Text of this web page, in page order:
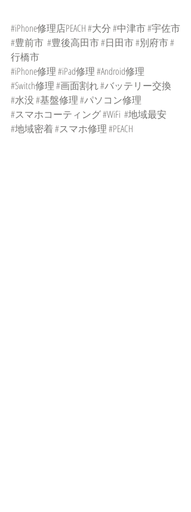
#iPhone修理店PEACH#大分#中津市#宇佐市
#豊前市 #豊後高田市#日田市#別府市#
行橋市
#iPhone修理#iPad修理#Android修理
#Switch修理#画面割れ#バッテリー交換
#水没#基盤修理#パソコン修理
#スマホコーティング#WiFi #地域最安
#地域密着#スマホ修理#PEACH